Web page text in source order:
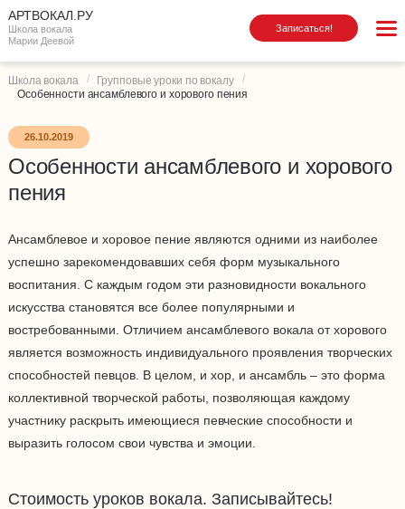
АРТВОКАЛ.РУ
Школа вокала
Марии Деевой
Записаться!
Школа вокала
Групповые уроки по вокалу
Особенности ансамблевого и хорового пения
Особенности ансамблевого и хорового
пения
26.10.2019
Ансамблевое и хоровое пение являются одними из наиболее
успешно зарекомендовавших себя форм музыкального
воспитания. С каждым годом эти разновидности вокального
искусства становятся все более популярными и
востребованными. Отличием ансамблевого вокала от хорового
является возможность индивидуального проявления творческих
способностей певцов. В целом, и хор, и ансамбль – это форма
коллективной творческой работы, позволяющая каждому
участнику раскрыть имеющиеся певческие способности и
выразить голосом свои чувства и эмоции.
Стоимость уроков вокала. Записывайтесь!